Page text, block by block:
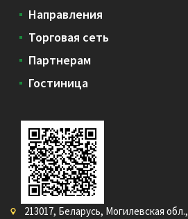
Направления
Торговая сеть
Партнерам
Гостиница
213017, Беларусь, Могилевская обл.,